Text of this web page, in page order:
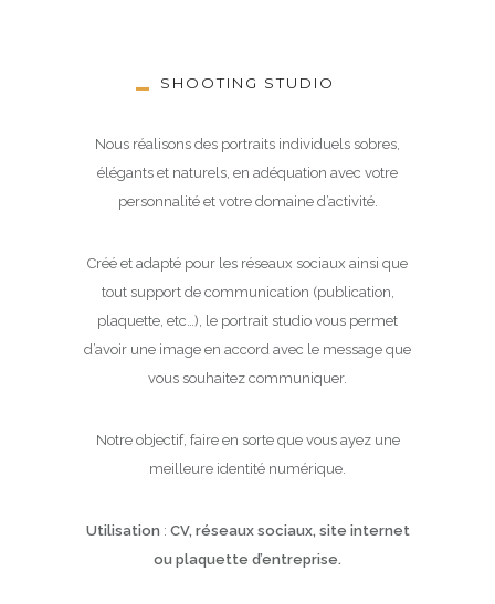
SHOOTING STUDIO
Nous réalisons des portraits individuels sobres,
élégants et naturels, en adéquation avec votre
personnalité et votre domaine d’activité.
Créé et adapté pour les réseaux sociaux ainsi que
tout support de communication (publication,
plaquette, etc…), le portrait studio vous permet
d’avoir une image en accord avec le message que
vous souhaitez communiquer.
Notre objectif, faire en sorte que vous ayez une
meilleure identité numérique.
Utilisation : CV, réseaux sociaux, site internet
ou plaquette d’entreprise.